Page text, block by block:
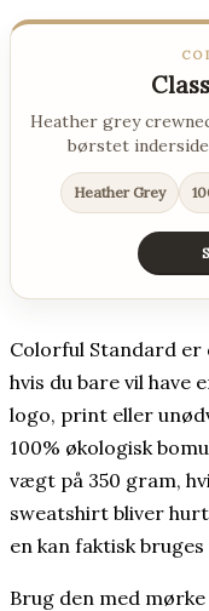
Heather grey
børstet
Heather Grey
Colorful Standard
hvis du bare vil have
logo, print eller
100% økologisk
vægt på 350 gram,
sweatshirt bliver
en kan faktisk bruges
Brug den med